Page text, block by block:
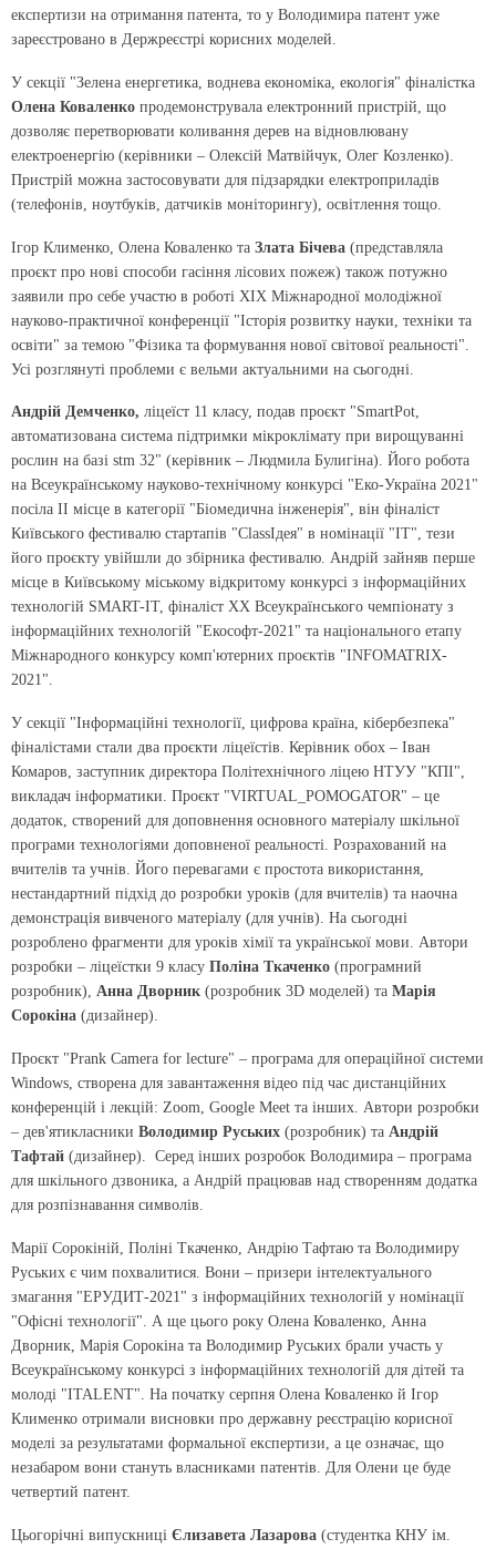
експертизи на отримання патента, то у Володимира патент уже
зареєстровано в Держреєстрі корисних моделей.
У секції "Зелена енергетика, воднева економіка, екологія" фіналістка
Олена Коваленко продемонструвала електронний пристрій, що
дозволяє перетворювати коливання дерев на відновлювану
електроенергію (керівники – Олексій Матвійчук, Олег Козленко).
Пристрій можна застосовувати для підзарядки електроприладів
(телефонів, ноутбуків, датчиків моніторингу), освітлення тощо.
Ігор Клименко, Олена Коваленко та Злата Бічева (представляла
проєкт про нові способи гасіння лісових пожеж) також потужно
заявили про себе участю в роботі XIX Міжнародної молодіжної
науково-практичної конференції "Історія розвитку науки, техніки та
освіти" за темою "Фізика та формування нової світової реальності".
Усі розглянуті проблеми є вельми актуальними на сьогодні.
Андрій Демченко, ліцеїст 11 класу, подав проєкт "SmartPot,
автоматизована система підтримки мікроклімату при вирощуванні
рослин на базі stm 32" (керівник – Людмила Булигіна). Його робота
на Всеукраїнському науково-технічному конкурсі "Еко-Україна 2021"
посіла IІ місце в категорії "Біомедична інженерія", він фіналіст
Київського фестивалю стартапів "ClassІдея" в номінації "ІТ", тези
його проєкту увійшли до збірника фестивалю. Андрій зайняв перше
місце в Київському міському відкритому конкурсі з інформаційних
технологій SMART-IT, фіналіст ХХ Всеукраїнського чемпіонату з
інформаційних технологій "Екософт-2021" та національного етапу
Міжнародного конкурсу комп'ютерних проєктів "INFOMATRIX-
2021".
У секції "Інформаційні технології, цифрова країна, кібербезпека"
фіналістами стали два проєкти ліцеїстів. Керівник обох – Іван
Комаров, заступник директора Політехнічного ліцею НТУУ "КПІ",
викладач інформатики. Проєкт "VIRTUAL_POMOGATOR" – це
додаток, створений для доповнення основного матеріалу шкільної
програми технологіями доповненої реальності. Розрахований на
вчителів та учнів. Його перевагами є простота використання,
нестандартний підхід до розробки уроків (для вчителів) та наочна
демонстрація вивченого матеріалу (для учнів). На сьогодні
розроблено фрагменти для уроків хімії та української мови. Автори
розробки – ліцеїстки 9 класу Поліна Ткаченко (програмний
розробник), Анна Дворник (розробник 3D моделей) та Марія
Сорокіна (дизайнер).
Проєкт "Prank Camera for lecture" – програма для операційної системи
Windows, створена для завантаження відео під час дистанційних
конференцій і лекцій: Zoom, Google Meet та інших. Автори розробки
– дев'ятикласники Володимир Руських (розробник) та Андрій
Тафтай (дизайнер). Серед інших розробок Володимира – програма
для шкільного дзвоника, а Андрій працював над створенням додатка
для розпізнавання символів.
Марії Сорокіній, Поліні Ткаченко, Андрію Тафтаю та Володимиру
Руських є чим похвалитися. Вони – призери інтелектуального
змагання "ЕРУДИТ-2021" з інформаційних технологій у номінації
"Офісні технології". А ще цього року Олена Коваленко, Анна
Дворник, Марія Сорокіна та Володимир Руських брали участь у
Всеукраїнському конкурсі з інформаційних технологій для дітей та
молоді "ITALENT". На початку серпня Олена Коваленко й Ігор
Клименко отримали висновки про державну реєстрацію корисної
моделі за результатами формальної експертизи, а це означає, що
незабаром вони стануть власниками патентів. Для Олени це буде
четвертий патент.
Цьогорічні випускниці Єлизавета Лазарова (студентка КНУ ім.